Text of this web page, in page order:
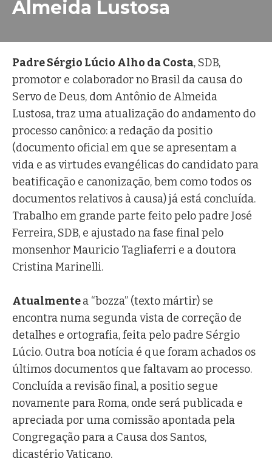
Almeida Lustosa
Padre Sérgio Lúcio Alho da Costa, SDB,
promotor e colaborador no Brasil da causa do
Servo de Deus, dom Antônio de Almeida
Lustosa, traz uma atualização do andamento do
processo canônico: a redação da positio
(documento oficial em que se apresentam a
vida e as virtudes evangélicas do candidato para
beatificação e canonização, bem como todos os
documentos relativos à causa) já está concluída.
Trabalho em grande parte feito pelo padre José
Ferreira, SDB, e ajustado na fase final pelo
monsenhor Mauricio Tagliaferri e a doutora
Cristina Marinelli.
Atualmentea “bozza” (texto mártir) se
encontra numa segunda vista de correção de
detalhes e ortografia, feita pelo padre Sérgio
Lúcio. Outra boa notícia é que foram achados os
últimos documentos que faltavam ao processo.
Concluída a revisão final, a positio segue
novamente para Roma, onde será publicada e
apreciada por uma comissão apontada pela
Congregação para a Causa dos Santos,
dicastério Vaticano.